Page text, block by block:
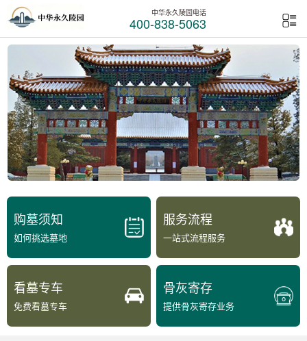
中华永久陵园电话
400-838-5063
购墓须知
如何挑选墓地
服务流程
一站式流程服务
看墓专车
免费看墓专车
骨灰寄存
提供骨灰寄存业务